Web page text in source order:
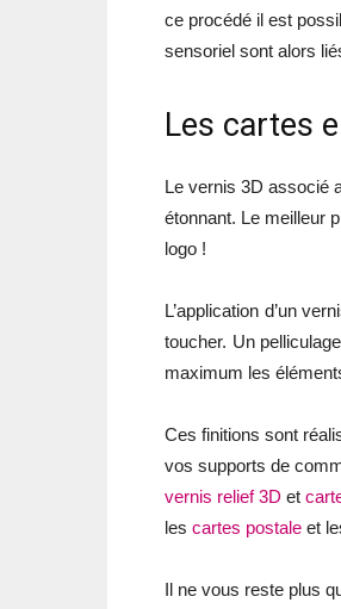
ce procédé il est
sensoriel sont alors
Les cartes
Le vernis 3D associé
étonnant. Le meilleur
logo !
L’application d’un
toucher. Un
maximum les
Ces finitions sont
vos supports de
vernis relief 3D et
les cartes postale et
Il ne vous reste plus